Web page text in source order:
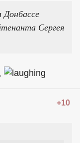
Донбассе
Сергея
+10